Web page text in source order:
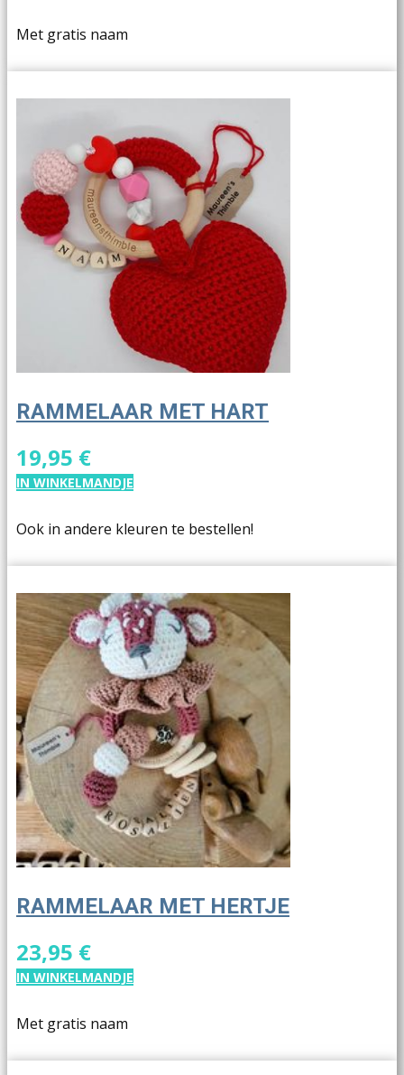
Met gratis naam
RAMMELAAR MET HART
19,95 €
IN WINKELMANDJE
Ook in andere kleuren te bestellen!
RAMMELAAR MET HERTJE
23,95 €
IN WINKELMANDJE
Met gratis naam